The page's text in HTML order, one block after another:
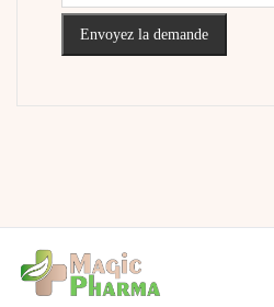
Envoyez la demande